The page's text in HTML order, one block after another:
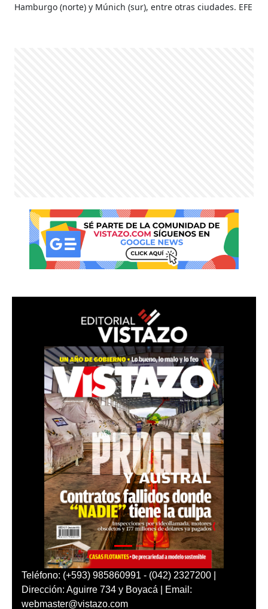
Hamburgo (norte) y Múnich (sur), entre otras ciudades. EFE
Teléfono: (+593) 985860991 - (042) 2327200 |
Dirección: Aguirre 734 y Boyacá | Email:
webmaster@vistazo.com